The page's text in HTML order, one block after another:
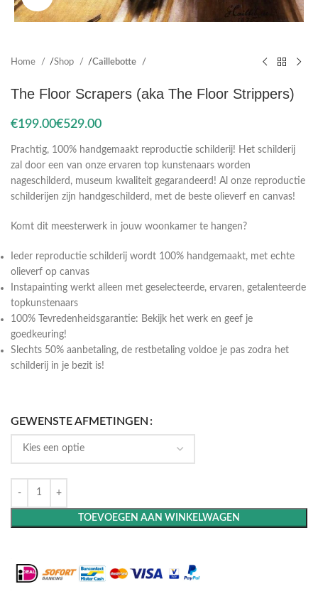
Home Shop Caillebotte
The Floor Scrapers (aka The Floor Strippers)
€ €
Prachtig, 100% handgemaakt reproductie schilderij! Het schilderij
zal door een van onze ervaren top kunstenaars worden
nageschilderd, museum kwaliteit gegarandeerd! Al onze reproductie
schilderijen zijn handgeschilderd, met de beste olieverf en canvas!
Komt dit meesterwerk in jouw woonkamer te hangen?
Ieder reproductie schilderij wordt 100% handgemaakt, met echte
olieverf op canvas
Instapainting werkt alleen met geselecteerde, ervaren, getalenteerde
topkunstenaars
100% Tevredenheidsgarantie: Bekijk het werk en geef je
goedkeuring!
Slechts 50% aanbetaling, de restbetaling voldoe je pas zodra het
schilderij in je bezit is!
GEWENSTE AFMETINGEN
TOEVOEGEN AAN WINKELWAGEN